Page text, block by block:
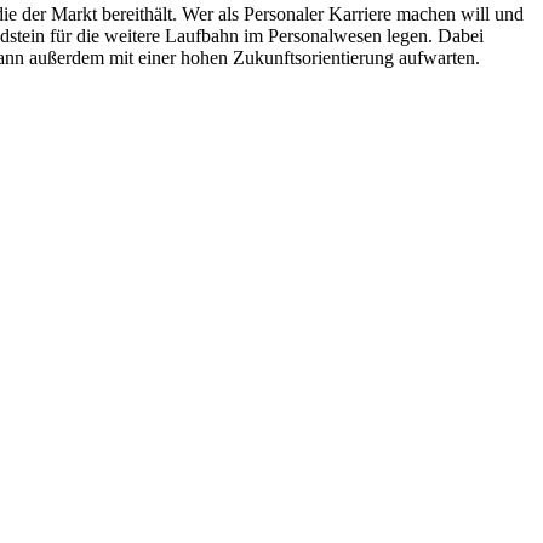
der Markt bereithält. Wer als Personaler Karriere machen will und
für die weitere Laufbahn im Personalwesen legen. Dabei
außerdem mit einer hohen Zukunftsorientierung aufwarten.